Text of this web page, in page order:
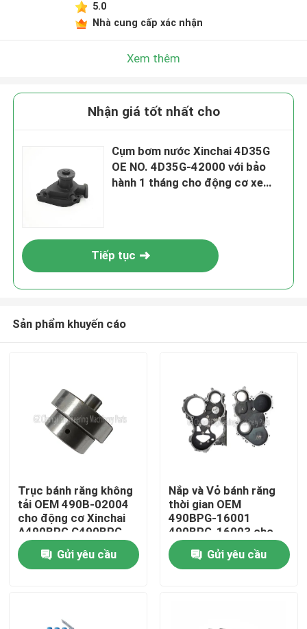
Nhà
Video
5.0
Nhà cung cấp xác nhận
Xem thêm
Nhận giá tốt nhất cho
Cụm bơm nước Xinchai 4D35G
OE NO. 4D35G-42000 với bảo
hành 1 tháng cho động cơ xe
Tiếp tục
Sản phẩm khuyến cáo
Trục bánh răng không
tải OEM 490B-02004
cho động cơ Xinchai
A490BPG C490BPG
B490BPG A495BPG
A498BPG 4D27G31
với bảo hành 3 tháng
Gửi yêu cầu
Nắp và Vỏ bánh răng
thời gian OEM
490BPG-16001
490BPG-16003 cho
Xe nâng Xinchai
A490BPG 4D27G31
Gửi yêu cầu